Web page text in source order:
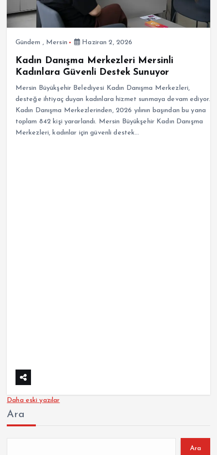
Gündem , Mersin Haziran 2, 2026
Kadın Danışma Merkezleri Mersinli
Kadınlara Güvenli Destek Sunuyor
Mersin Büyükşehir Belediyesi Kadın Danışma Merkezleri,
desteğe ihtiyaç duyan kadınlara hizmet sunmaya devam ediyor.
Kadın Danışma Merkezlerinden, 2026 yılının başından bu yana
toplam 842 kişi yararlandı. Mersin Büyükşehir Kadın Danışma
Merkezleri, kadınlar için güvenli destek…
Y
a
Daha eski yazılar
Ara
Ara